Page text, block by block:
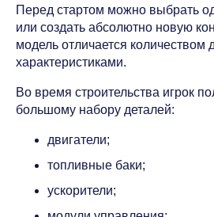
Перед стартом можно выбрать
или создать абсолютно новую
модель отличается количеством
характеристиками.
Во время строительства игрок
большому набору деталей:
двигатели;
топливные баки;
ускорители;